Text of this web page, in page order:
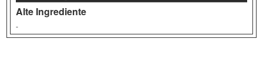
Alte Ingrediente
-